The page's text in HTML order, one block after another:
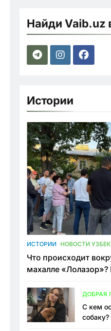
Найди Vaib.uz
Истории
ИСТОРИИ НОВОСТИ
Что происходит
махалле «Лолазор»?
конфликта
ДОБРАЯ
С кем